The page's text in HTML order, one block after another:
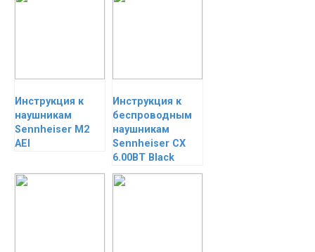
Инструкция к
наушникам
Sennheiser M2
AEI
Инструкция к
беспроводным
наушникам
Sennheiser CX
6.00BT Black